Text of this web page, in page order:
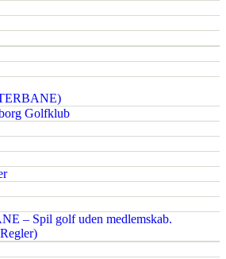
Golfklub
– Spil golf uden medlemskab.